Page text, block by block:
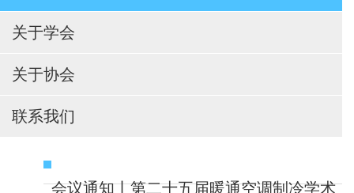
关于学会
关于协会
联系我们
会议通知丨第二十五届暖通空调制冷学术